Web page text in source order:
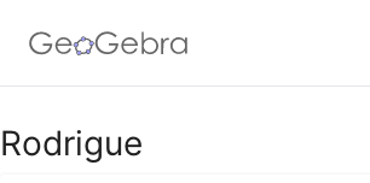
Rodrigue